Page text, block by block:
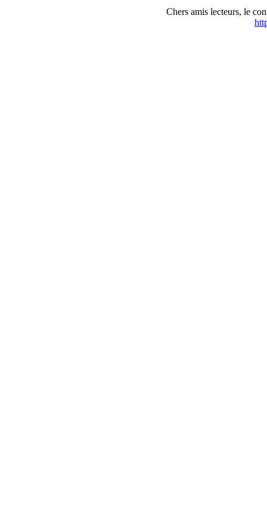
Chers amis lecteurs, le